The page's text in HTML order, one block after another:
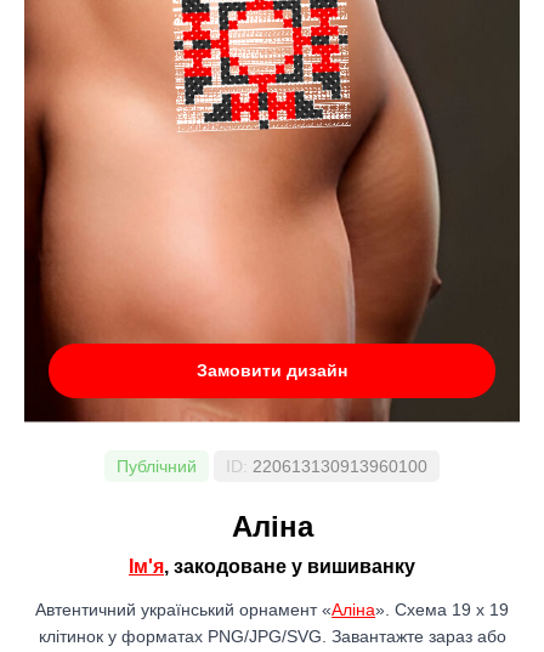
Замовити дизайн
Публічний ID: 220613130913960100
Аліна
Ім'я, закодоване у вишиванку
Автентичний український орнамент «Аліна». Схема 19 x 19
клітинок у форматах PNG/JPG/SVG. Завантажте зараз або